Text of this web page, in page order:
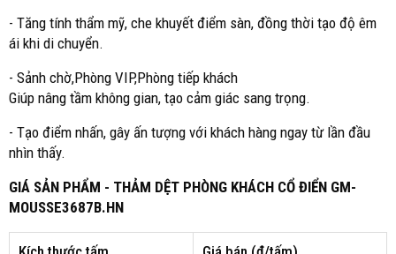
- Tăng tính thẩm mỹ, che khuyết điểm sàn, đồng thời tạo độ êm
ái khi di chuyển.
- Sảnh chờ,Phòng VIP,Phòng tiếp khách
Giúp nâng tầm không gian, tạo cảm giác sang trọng.
- Tạo điểm nhấn, gây ấn tượng với khách hàng ngay từ lần đầu
nhìn thấy.
GIÁ SẢN PHẨM - THẢM DỆT PHÒNG KHÁCH CỔ ĐIỂN GM-
MOUSSE3687B.HN